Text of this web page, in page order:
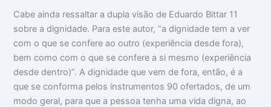
Cabe ainda ressaltar a dupla visão de Eduardo Bittar 11
sobre a dignidade. Para este autor, “a dignidade tem a ver
com o que se confere ao outro (experiência desde fora),
bem como com o que se confere a si mesmo (experiência
desde dentro)”. A dignidade que vem de fora, então, é a
que se conforma pelos instrumentos 90 ofertados, de um
modo geral, para que a pessoa tenha uma vida digna, ao